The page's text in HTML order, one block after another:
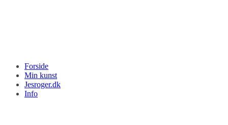
Forside
Min kunst
Jesroger.dk
Info